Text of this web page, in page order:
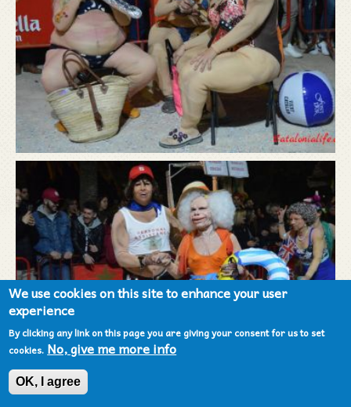
We use cookies on this site to enhance your user
experience
By clicking any link on this page you are giving your consent for us to set
cookies. No, give me more info
OK, I agree